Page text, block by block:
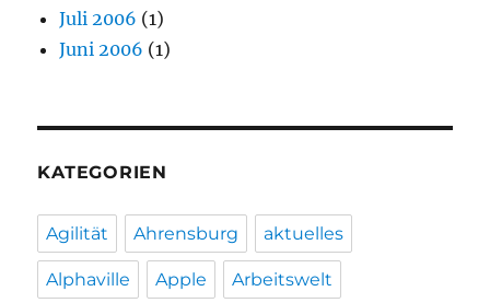
Juli 2006 (1)
Juni 2006 (1)
KATEGORIEN
Agilität Ahrensburg aktuelles
Alphaville Apple Arbeitswelt